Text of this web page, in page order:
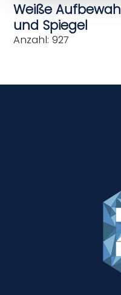
Weiße
und Spiegel
Anzahl: 927